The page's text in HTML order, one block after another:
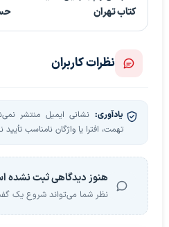
کتاب تهران
نظرات کاربران
یادآوری: نشانی ایمیل منتشر
تهمت، افترا یا واژگان نامناسب
هنوز دیدگاهی ثبت نشده
نظر شما می‌تواند شروع یک